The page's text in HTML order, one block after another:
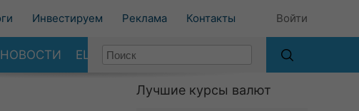
Инвестируем Реклама Контакты Войти
НОВОСТИ ЕЩЕ
Лучшие курсы валют